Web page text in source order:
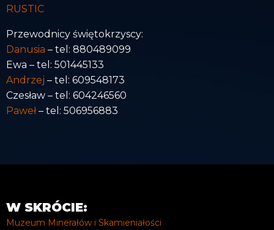
RUSTIC
Przewodnicy świętokrzyscy:
Danusia – tel: 880489099
Ewa – tel: 501445133
Andrzej – tel: 609548173
Czesław – tel: 604246560
Paweł– tel: 506956883
W SKRÓCIE:
Muzeum Minerałów i Skamieniałości